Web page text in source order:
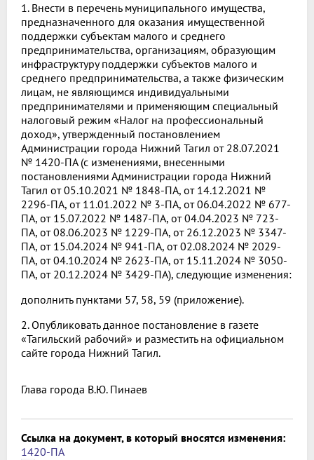
1. Внести в перечень муниципального имущества,
предназначенного для оказания имущественной
поддержки субъектам малого и среднего
предпринимательства, организациям, образующим
инфраструктуру поддержки субъектов малого и
среднего предпринимательства, а также физическим
лицам, не являющимся индивидуальными
предпринимателями и применяющим специальный
налоговый режим «Налог на профессиональный
доход», утвержденный постановлением
Администрации города Нижний Тагил от 28.07.2021
№ 1420-ПА (с изменениями, внесенными
постановлениями Администрации города Нижний
Тагил от 05.10.2021 № 1848-ПА, от 14.12.2021 №
2296-ПА, от 11.01.2022 № 3-ПА, от 06.04.2022 № 677-
ПА, от 15.07.2022 № 1487-ПА, от 04.04.2023 № 723-
ПА, от 08.06.2023 № 1229-ПА, от 26.12.2023 № 3347-
ПА, от 15.04.2024 № 941-ПА, от 02.08.2024 № 2029-
ПА, от 04.10.2024 № 2623-ПА, от 15.11.2024 № 3050-
ПА, от 20.12.2024 № 3429-ПА), следующие изменения:
дополнить пунктами 57, 58, 59 (приложение).
2. Опубликовать данное постановление в газете
«Тагильский рабочий» и разместить на официальном
сайте города Нижний Тагил.
Глава города В.Ю. Пинаев
Ссылка на документ, в который вносятся изменения:
1420-ПА